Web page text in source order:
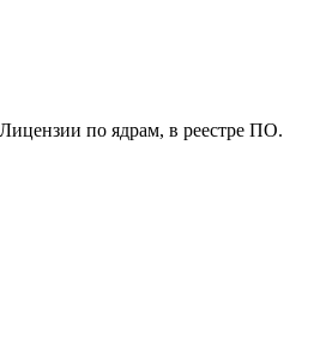
по ядрам, в реестре ПО.